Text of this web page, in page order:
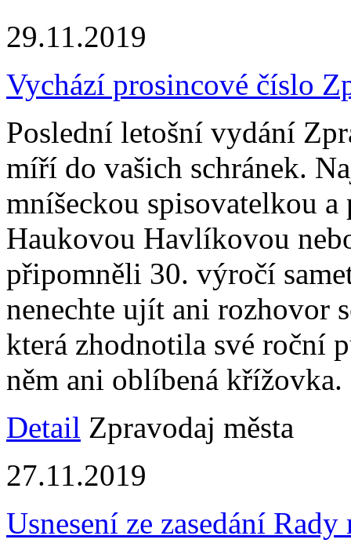
29.11.2019
Vychází prosincové číslo
Poslední letošní vydání
míří do vašich schránek.
mníšeckou spisovatelkou
Haukovou Havlíkovou
připomněli 30. výročí
nenechte ujít ani rozhovor
která zhodnotila své roční
něm ani oblíbená křížovka.
Detail Zpravodaj města
27.11.2019
Usnesení ze zasedání